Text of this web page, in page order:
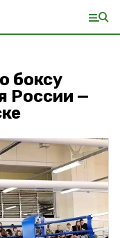
боксу
России —